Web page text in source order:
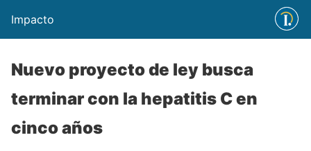
Impacto
Nuevo proyecto de ley busca
terminar con la hepatitis C en
cinco años